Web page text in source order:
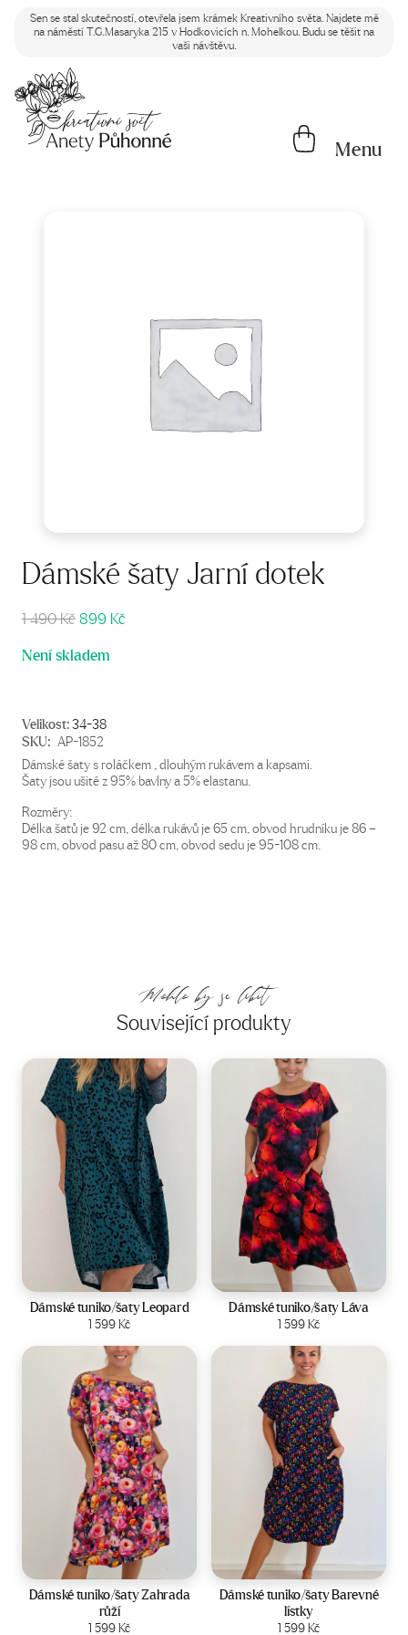
Sen se stal skutečností, otevřela jsem krámek Kreativního světa. Najdete mě
na náměstí T.G.Masaryka 215 v Hodkovicích n. Mohelkou. Budu se těšit na
vaši návštěvu.
Menu
Dámské šaty Jarní dotek
1 490KčPůvodní
byla:
899 Kč
Není skladem
Velikost:34-38
SKU: AP-1852
Dámské šaty s roláčkem , dlouhým rukávem a kapsami.
Šaty jsou ušité z 95% bavlny a 5% elastanu.
Rozměry:
Délka šatů je 92 cm, délka rukávů je 65 cm, obvod hrudníku je 86 –
98 cm, obvod pasu až 80 cm, obvod sedu je 95-108 cm.
Mohlo by se líbit
Související produkty
Velikost:44-50
Dámské tuniko/šaty Leopard
1 599Kč
Zobrazit produkt
Velikost: 44-50
Dámské tuniko/šaty Láva
1 599Kč
Zobrazit produkt
Velikost:44-50
Dámské tuniko/šaty Zahrada
růží
1 599Kč
Zobrazit produkt
Velikost:44-50
Dámské tuniko/šaty Barevné
lístky
1 599Kč
Zobrazit produkt